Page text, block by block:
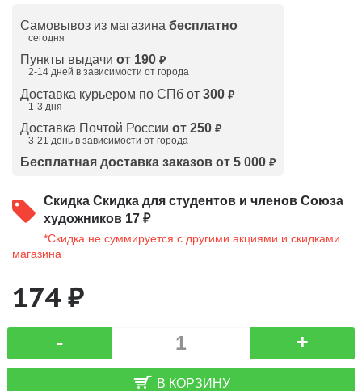
Самовывоз из магазина бесплатно
сегодня
Пункты выдачи от 190 ₽
2-14 дней в зависимости от города
Доставка курьером по СПб от 300 ₽
1-3 дня
Доставка Почтой России от 250 ₽
3-21 день в зависимости от города
Бесплатная доставка заказов от 5 000 ₽
Скидка Скидка для студентов и членов Союза
художников 17 ₽
*Скидка не суммируется с другими акциями и скидками
магазина
174 ₽
- +
В КОРЗИНУ